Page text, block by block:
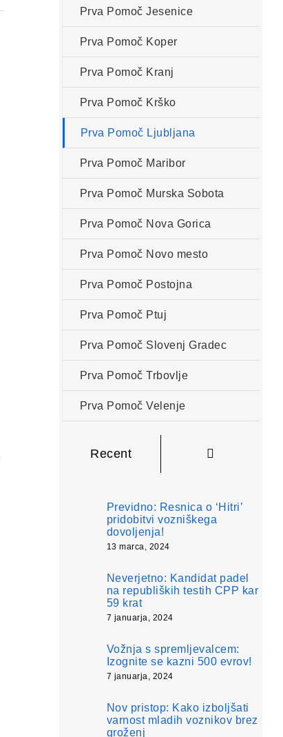
Prva Pomoč Jesenice
Prva Pomoč Koper
Prva Pomoč Kranj
Prva Pomoč Krško
Prva Pomoč Ljubljana
Prva Pomoč Maribor
Prva Pomoč Murska Sobota
Prva Pomoč Nova Gorica
Prva Pomoč Novo mesto
Prva Pomoč Postojna
Prva Pomoč Ptuj
Prva Pomoč Slovenj Gradec
Prva Pomoč Trbovlje
Prva Pomoč Velenje
Recent
Previdno: Resnica o ‘Hitri’
pridobitvi vozniškega
dovoljenja!
13 marca, 2024
Neverjetno: Kandidat padel
na republiških testih CPP kar
59 krat
7 januarja, 2024
Vožnja s spremljevalcem:
Izognite se kazni 500 evrov!
7 januarja, 2024
Nov pristop: Kako izboljšati
varnost mladih voznikov brez
groženj